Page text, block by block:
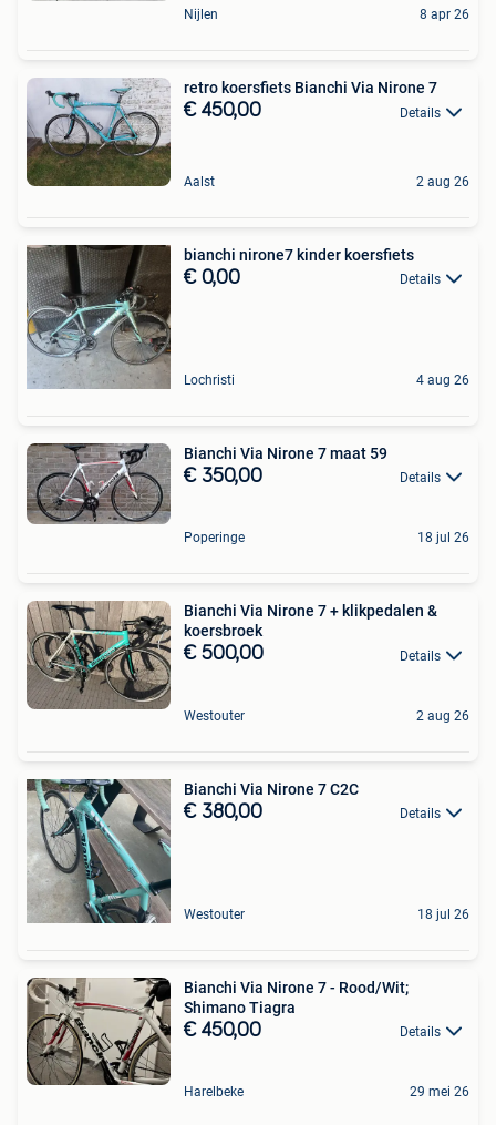
Nijlen 8 apr 26
retro koersfiets Bianchi Via Nirone 7
€ 450,00 Details
Aalst 2 aug 26
bianchi nirone7 kinder koersfiets
€ 0,00 Details
Lochristi 4 aug 26
Bianchi Via Nirone 7 maat 59
€ 350,00 Details
Poperinge 18 jul 26
Bianchi Via Nirone 7 + klikpedalen &
koersbroek
€ 500,00 Details
Westouter 2 aug 26
Bianchi Via Nirone 7 C2C
€ 380,00 Details
Westouter 18 jul 26
Bianchi Via Nirone 7 - Rood/Wit;
Shimano Tiagra
€ 450,00 Details
Harelbeke 29 mei 26